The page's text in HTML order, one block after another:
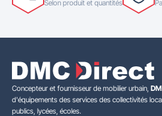
Selon produit et quantités
Concepteur et fournisseur de mobilier urbain,
d'équipements des services des collectivités
publics, lycées, écoles.